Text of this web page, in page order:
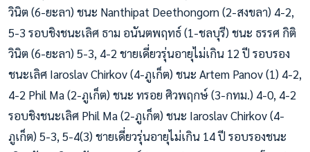
วินิต (6-ยะลา) ชนะ Nanthipat Deethongorn (2-สงขลา) 4-2,
5-3 รอบชิงชนะเลิศ ธาม อนันตพฤทธ์ (1-ชลบุรี) ชนะ ธรรศ กิติ
วินิต (6-ยะลา) 5-3, 4-2 ชายเดี่ยวรุ่นอายุไม่เกิน 12 ปี รอบรอง
ชนะเลิศ Iaroslav Chirkov (4-ภูเก็ต) ชนะ Artem Panov (1) 4-2,
4-2 Phil Ma (2-ภูเก็ต) ชนะ ทรอย ศิวพฤกษ์ (3-กทม.) 4-0, 4-2
รอบชิงชนะเลิศ Phil Ma (2-ภูเก็ต) ชนะ Iaroslav Chirkov (4-
ภูเก็ต) 5-3, 5-4(3) ชายเดี่ยวรุ่นอายุไม่เกิน 14 ปี รอบรองชนะ